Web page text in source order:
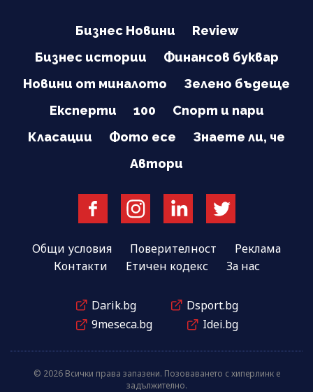
Бизнес Новини
Review
Бизнес истории
Финансов буквар
Новини от миналото
Зелено бъдеще
Експерти
100
Спорт и пари
Класации
Фото есе
Знаете ли, че
Автори
Общи условия Поверителност
Реклама
Контакти
Етичен кодекс За нас
Darik.bg
Dsport.bg
9meseca.bg
Idei.bg
© 2026 Всички права запазени. Позоваването с хиперлинк е
задължително.